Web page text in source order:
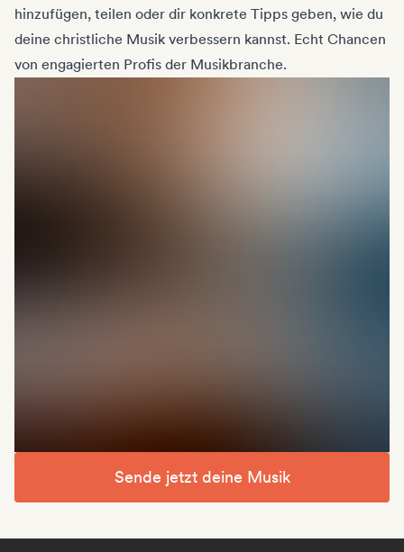
hinzufügen, teilen oder dir konkrete Tipps geben, wie du
deine christliche Musik verbessern kannst. Echt Chancen
von engagierten Profis der Musikbranche.
Sende jetzt deine Musik